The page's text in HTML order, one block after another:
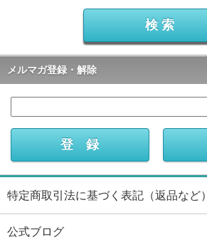
メルマガ登録・解除
特定商取引法に基づく表記（返品など）
公式ブログ